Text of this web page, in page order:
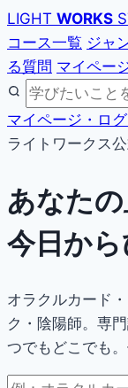
LIGHT WORKS
コース一覧 ジャ
る質問 マイペー
マイページ・ロ
ライトワークス
あなたの
今日から
オラクルカード
ク・陰陽師。専
つでもどこでも